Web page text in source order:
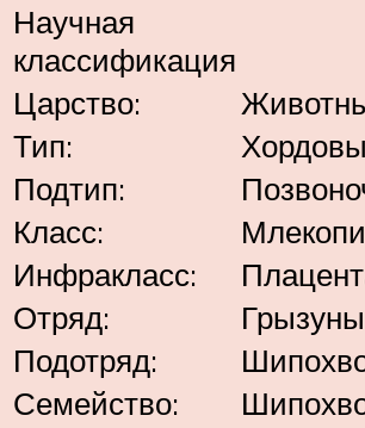
Научная
классификация
Царство:
Тип:
Подтип:
Класс:
Инфракласс:
Отряд:
Грызуны
Подотряд:
Семейство: